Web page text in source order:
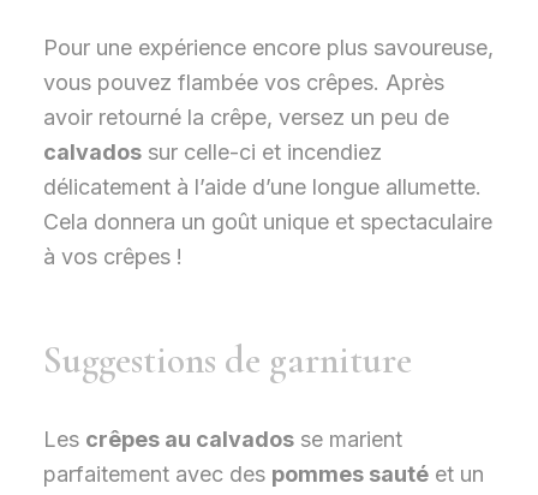
Pour une expérience encore plus savoureuse,
vous pouvez flambée vos crêpes. Après
avoir retourné la crêpe, versez un peu de
calvadossur celle-ci et incendiez
délicatement à l’aide d’une longue allumette.
Cela donnera un goût unique et spectaculaire
à vos crêpes !
Suggestions de garniture
Les crêpes au calvadosse marient
parfaitement avec des pommes sautéet un